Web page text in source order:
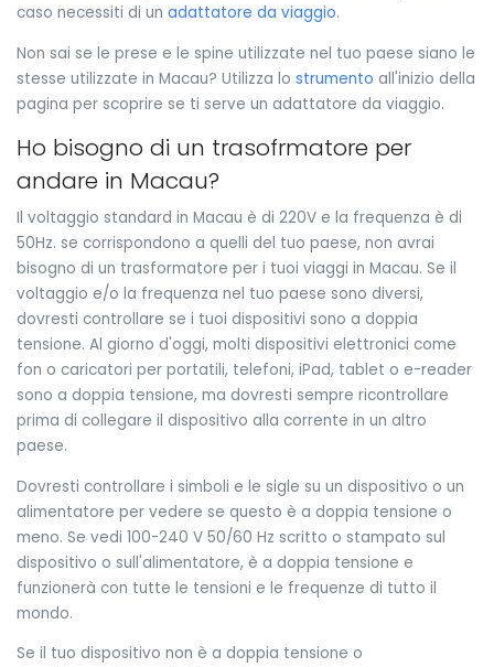
caso necessiti di un adattatore da viaggio.
Non sai se le prese e le spine utilizzate nel tuo paese siano le
stesse utilizzate in Macau? Utilizza lo strumento all'inizio della
pagina per scoprire se ti serve un adattatore da viaggio.
Ho bisogno di un trasofrmatore per
andare in Macau?
Il voltaggio standard in Macau è di 220V e la frequenza è di
50Hz. se corrispondono a quelli del tuo paese, non avrai
bisogno di un trasformatore per i tuoi viaggi in Macau. Se il
voltaggio e/o la frequenza nel tuo paese sono diversi,
dovresti controllare se i tuoi dispositivi sono a doppia
tensione. Al giorno d'oggi, molti dispositivi elettronici come
fon o caricatori per portatili, telefoni, iPad, tablet o e-reader
sono a doppia tensione, ma dovresti sempre ricontrollare
prima di collegare il dispositivo alla corrente in un altro
paese.
Dovresti controllare i simboli e le sigle su un dispositivo o un
alimentatore per vedere se questo è a doppia tensione o
meno. Se vedi 100-240 V 50/60 Hz scritto o stampato sul
dispositivo o sull'alimentatore, è a doppia tensione e
funzionerà con tutte le tensioni e le frequenze di tutto il
mondo.
Se il tuo dispositivo non è a doppia tensione o